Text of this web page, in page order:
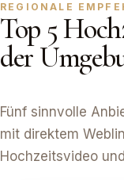
REGIONALE
Top 5
der
Fünf sinnvolle
mit direktem
Hochzeitsvideo